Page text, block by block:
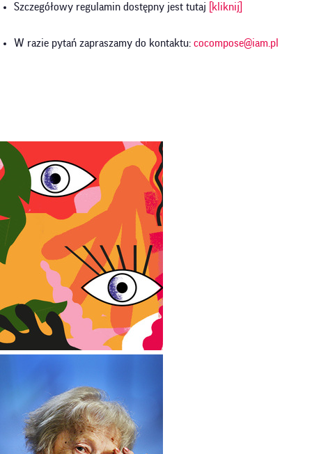
Szczegółowy regulamin dostępny jest tutaj [kliknij]
W razie pytań zapraszamy do kontaktu: cocompose@iam.pl